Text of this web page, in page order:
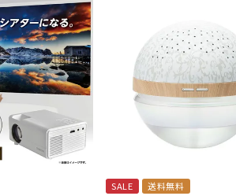
SALE 送料無料